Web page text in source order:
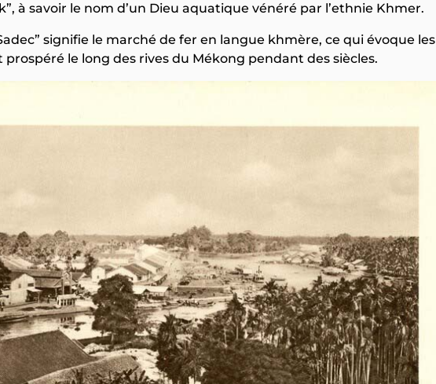
à savoir le nom d’un Dieu aquatique vénéré par l’ethnie Khmer.
signifie le marché de fer en langue khmère, ce qui évoque les
le long des rives du Mékong pendant des siècles.